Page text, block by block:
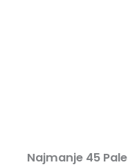
Najmanje 45